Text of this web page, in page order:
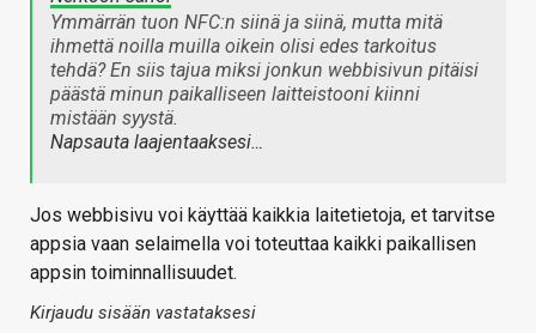
Ymmärrän tuon NFC:n siinä ja siinä, mutta mitä
ihmettä noilla muilla oikein olisi edes tarkoitus
tehdä? En siis tajua miksi jonkun webbisivun pitäisi
päästä minun paikalliseen laitteistooni kiinni
mistään syystä.
Napsauta laajentaaksesi…
Jos webbisivu voi käyttää kaikkia laitetietoja, et tarvitse
appsia vaan selaimella voi toteuttaa kaikki paikallisen
appsin toiminnallisuudet.
Kirjaudu sisään vastataksesi